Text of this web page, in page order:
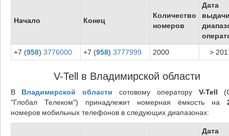
Начало Конец
Количество
номеров
Дата
+7 (958) 3776000 +7 (958) 3777999 2000 >
V-Tell в Владимирской области
В Владимирской области сотовому оператору V-Tell
"Глобал Телеком") принадлежит номерная ёмкость на
номеров мобильных телефонов в следующих диапазонах:
Дата